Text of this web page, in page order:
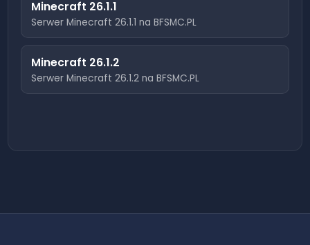
Minecraft 26.1.1
Serwer Minecraft26.1.1 na BFSMC.PL
Minecraft 26.1.2
Serwer Minecraft26.1.2 na BFSMC.PL